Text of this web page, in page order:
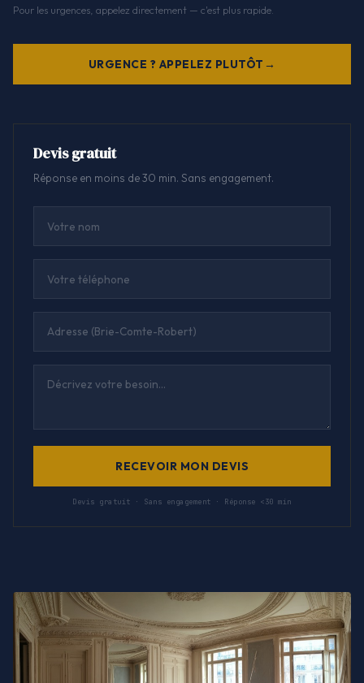
Pour les urgences, appelez directement — c'est plus rapide.
URGENCE ? APPELEZ PLUTÔT
Devis gratuit
Réponse en moins de 30 min. Sans engagement.
RECEVOIR MON DEVIS
Devis gratuit · Sans engagement · Réponse <30 min